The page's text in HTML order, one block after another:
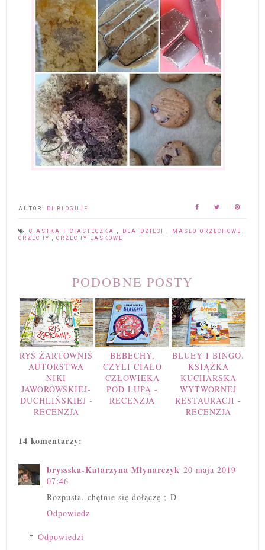
AUTOR: DI BLOGUJE
CIASTKA I CIASTECZKA DLA DZIECI MASŁO ORZECHOWE
ORZECHY
ORZECHY LASKOWE
PODOBNE POSTY
RYŚ ŻARTOWNIŚ
AUTORSTWA
NIKI
JAWOROWSKIEJ-
DUCHLIŃSKIEJ -
RECENZJA
BEBECHY,
CZYLI CIAŁO
CZŁOWIEKA
POD LUPĄ -
RECENZJA
BLUEY I BINGO.
KSIĄŻKA
KUCHARSKA
WYTWORNEJ
RESTAURACJI -
RECENZJA
14 komentarzy:
bryssska-Katarzyna Młynarczyk 20 maja 2019
07:46
Rozpusta, chętnie się dołączę ;-D
Odpowiedz
Odpowiedzi